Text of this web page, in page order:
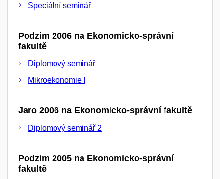
Speciální seminář
Podzim 2006 na Ekonomicko-správní
fakultě
Diplomový seminář
Mikroekonomie I
Jaro 2006 na Ekonomicko-správní fakultě
Diplomový seminář 2
Podzim 2005 na Ekonomicko-správní
fakultě